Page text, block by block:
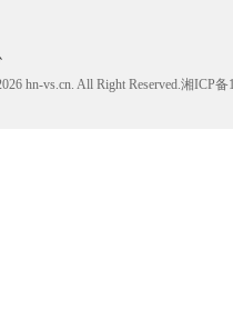
hn-vs.cn. All Right Reserved.湘ICP